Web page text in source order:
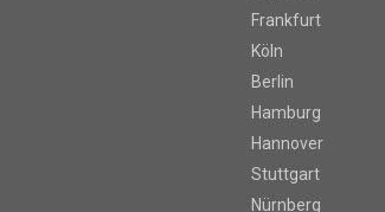
Frankfurt
Köln
Berlin
Hamburg
Hannover
Stuttgart
Nürnberg